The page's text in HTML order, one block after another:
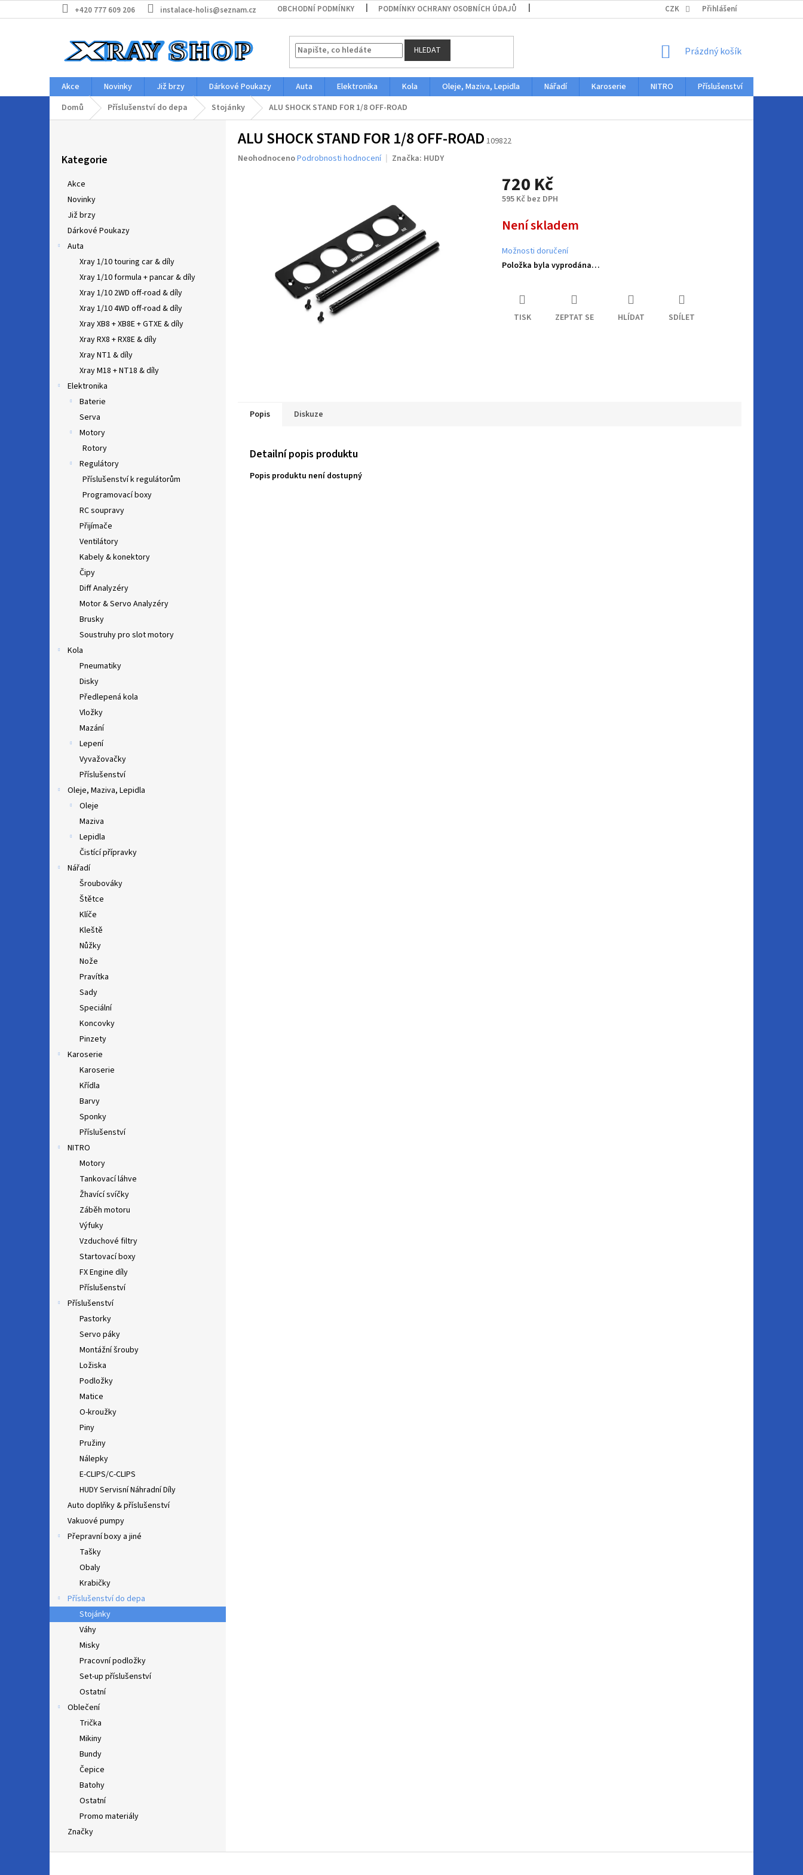
na
+420 777 609 206 instalace-holis@seznam.cz OBCHODNÍ PODMÍNKY PODMÍNKY OCHRANY OSOBNÍCH ÚDAJŮ CZK Přihlášení
HLEDAT
NÁKUPNÍ
Prázdný košík
Akce Novinky Již brzy Dárkové Poukazy Auta Elektronika Kola Oleje, Maziva, Lepidla Nářadí Karoserie NITRO Příslušenství
Domů
Příslušenství do depa Stojánky ALU SHOCK STAND FOR 1/8 OFF-ROAD
kategorie
Kategorie
Akce
Novinky
Již brzy
Dárkové Poukazy
Auta
Xray 1/10 touring car & díly
Xray 1/10 formula + pancar & díly
Xray 1/10 2WD off-road & díly
Xray 1/10 4WD off-road & díly
Xray XB8 + XB8E + GTXE & díly
Xray RX8 + RX8E & díly
Xray NT1 & díly
Xray M18 + NT18 & díly
Elektronika
Baterie
Serva
Motory
Rotory
Regulátory
Příslušenství k regulátorům
Programovací boxy
RC soupravy
Přijímače
Ventilátory
Kabely & konektory
Čipy
Diff Analyzéry
Motor & Servo Analyzéry
Brusky
Soustruhy pro slot motory
Kola
Pneumatiky
Disky
Předlepená kola
Vložky
Mazání
Lepení
Vyvažovačky
Příslušenství
Oleje, Maziva, Lepidla
Oleje
Maziva
Lepidla
Čistící přípravky
Nářadí
Šroubováky
Štětce
Klíče
Kleště
Nůžky
Nože
Pravítka
Sady
Speciální
Koncovky
Pinzety
Karoserie
Karoserie
Křídla
Barvy
Sponky
Příslušenství
NITRO
Motory
Tankovací láhve
Žhavící svíčky
Záběh motoru
Výfuky
Vzduchové filtry
Startovací boxy
FX Engine díly
Příslušenství
Příslušenství
Pastorky
Servo páky
Montážní šrouby
Ložiska
Podložky
Matice
O-kroužky
Piny
Pružiny
Nálepky
E-CLIPS/C-CLIPS
HUDY Servisní Náhradní Díly
Auto doplňky & příslušenství
Vakuové pumpy
Přepravní boxy a jiné
Tašky
Obaly
Krabičky
Příslušenství do depa
Stojánky
Váhy
Misky
Pracovní podložky
Set-up příslušenství
Ostatní
Oblečení
Trička
Mikiny
Bundy
Čepice
Batohy
Ostatní
Promo materiály
Značky
ALU SHOCK STAND FOR 1/8 OFF-ROAD 109822
Průměrné
NeohodnocenoPodrobnosti hodnocení Značka: HUDY
720 Kč
595 Kč bez DPH
cena:
Není skladem
Možnosti doručení
Položka byla vyprodána…
TISK ZEPTAT SE HLÍDAT SDÍLET
Popis Diskuze
Detailní popis produktu
Popis produktu není dostupný